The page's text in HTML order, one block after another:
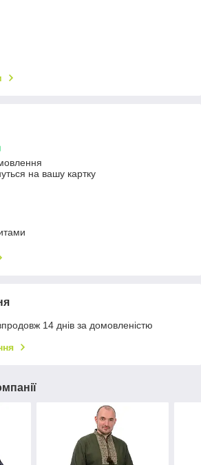
на вашу картку
14 днів за домовленістю